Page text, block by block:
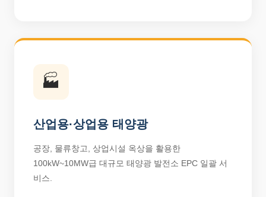
🏭
산업용·상업용 태양광
공장, 물류창고, 상업시설 옥상을 활용한
100kW~10MW급 대규모 태양광 발전소 EPC 일괄 서
비스.